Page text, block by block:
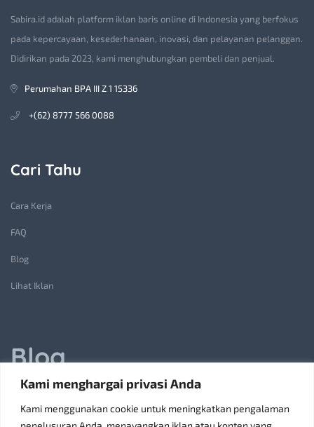
Kami menghargai privasi Anda
Kami menggunakan cookie untuk meningkatkan pengalaman
Sabira.id adalah platform iklan baris online di Indonesia yang berfokus
pada kepercayaan, kesederhanaan, inovasi, dan pelayanan pelanggan.
Didirikan pada 2023, kami menghubungkan pembeli dan penjual.
Perumahan BPA III Z 1 15336
+(62) 8777 566 0088
Cari Tahu
Cara Kerja
FAQ
Blog
Lihat Iklan
Blog
Jasa Pembuatan Lift Barang: Solusi Transportasi Vertikal
Receiving Parcels and Mail at a Rented Room in Singapore